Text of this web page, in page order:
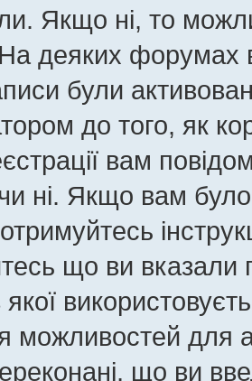
Якщо ні, то
На деяких форумах
були
до того, як
вам
ні. Якщо вам
що ви
можливостей для
що ви